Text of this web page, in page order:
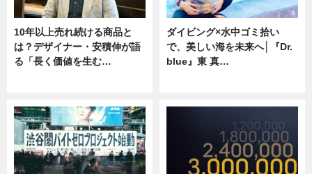
10年以上売れ続ける商品と
は？デザイナー・安積伸が語
る「長く価値を生む…
ダイビング×水中ゴミ拾い
で、美しい海を未来へ│『Dr.
blue』東 真…